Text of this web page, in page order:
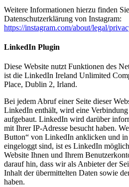
Weitere Informationen hierzu finden
Datenschutzerklärung von Instagram:
https://instagram.com/about/legal/
LinkedIn Plugin
Diese Website nutzt Funktionen des
ist die LinkedIn Ireland Unlimited
Place, Dublin 2, Irland.
Bei jedem Abruf einer Seite dieser
LinkedIn enthält, wird eine
aufgebaut. LinkedIn wird darüber
mit Ihrer IP-Adresse besucht haben.
Button“ von LinkedIn anklicken und
eingeloggt sind, ist es LinkedIn
Website Ihnen und Ihrem
darauf hin, dass wir als Anbieter der
Inhalt der übermittelten Daten sowie
haben.